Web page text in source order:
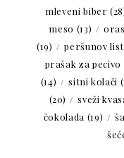
mleveni biber
meso (13)
(19)
peršunov list
prašak za pecivo
(14)
sitni kolači
(20)
sveži
čokolada (19)